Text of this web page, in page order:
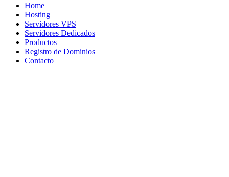
Home
Hosting
Servidores VPS
Servidores Dedicados
Productos
Registro de Dominios
Contacto